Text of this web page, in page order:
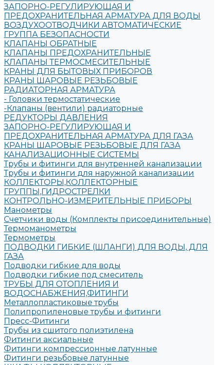
ЗАПОРНО-РЕГУЛИРУЮЩАЯ И
ПРЕДОХРАНИТЕЛЬНАЯ АРМАТУРА ДЛЯ ВОДЫ
ВОЗДУХООТВОДЧИКИ АВТОМАТИЧЕСКИЕ
ГРУППА БЕЗОПАСНОСТИ
КЛАПАНЫ ОБРАТНЫЕ
КЛАПАНЫ ПРЕДОХРАНИТЕЛЬНЫЕ
КЛАПАНЫ ТЕРМОСМЕСИТЕЛЬНЫЕ
КРАНЫ ДЛЯ БЫТОВЫХ ПРИБОРОВ
КРАНЫ ШАРОВЫЕ РЕЗЬБОВЫЕ
РАДИАТОРНАЯ АРМАТУРА
- Головки термостатические
-Клапаны (вентили) радиаторные
РЕДУКТОРЫ ДАВЛЕНИЯ
ЗАПОРНО-РЕГУЛИРУЮЩАЯ И
ПРЕДОХРАНИТЕЛЬНАЯ АРМАТУРА ДЛЯ ГАЗА
КРАНЫ ШАРОВЫЕ РЕЗЬБОВЫЕ ДЛЯ ГАЗА
КАНАЛИЗАЦИОННЫЕ СИСТЕМЫ
Трубы и фитинги для внутренней канализации
Трубы и фитинги для наружной канализации
КОЛЛЕКТОРЫ,КОЛЛЕКТОРНЫЕ
ГРУППЫ,ГИДРОСТРЕЛКИ
КОНТРОЛЬНО-ИЗМЕРИТЕЛЬНЫЕ ПРИБОРЫ
Манометры
Счетчики воды (Комплекты присоединительные)
Термоманометры
Термометры
ПОДВОДКИ ГИБКИЕ (ШЛАНГИ) ДЛЯ ВОДЫ, ДЛЯ
ГАЗА
Подводки гибкие для воды
Подводки гибкие под смеситель
ТРУБЫ ДЛЯ ОТОПЛЕНИЯ И
ВОДОСНАБЖЕНИЯ,ФИТИНГИ
Металлопластиковые трубы
Полипропиленовые трубы и фитинги
Пресс-Фитинги
Трубы из сшитого полиэтилена
Фитинги аксиальные
Фитинги компрессионные латунные
Фитинги резьбовые латунные